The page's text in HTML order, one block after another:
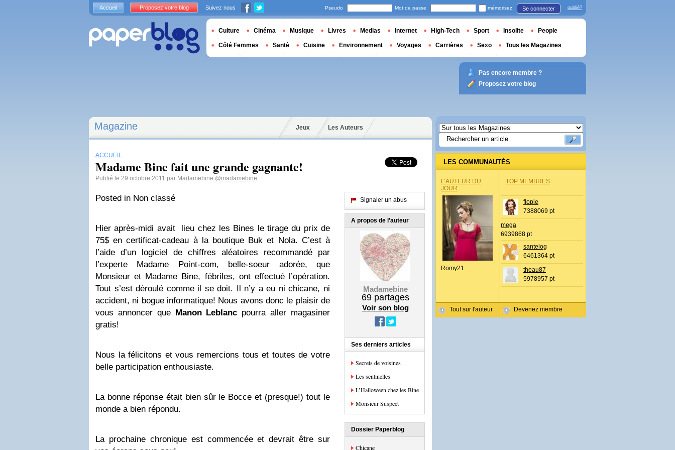
Magazine Jeux Les Auteurs
ACCUEIL
Madame Bine fait une grande gagnante!
Publié le 29 octobre 2011 par Madamebine @madamebine
Posted in Non classé
Hier après-midi avait lieu chez les Bines le tirage du prix de
75$ en certificat-cadeau à la boutique Buk et Nola. C’est à
l’aide d’un logiciel de chiffres aléatoires recommandé par
l’experte Madame Point-com, belle-soeur adorée, que
Monsieur et Madame Bine, fébriles, ont effectué l’opération.
Tout s’est déroulé comme il se doit. Il n’y a eu ni chicane, ni
accident, ni bogue informatique! Nous avons donc le plaisir de
vous annoncer que Manon Leblanc pourra aller magasiner
gratis!
Nous la félicitons et vous remercions tous et toutes de votre
belle participation enthousiaste.
La bonne réponse était bien sûr le Bocce et (presque!) tout le
monde a bien répondu.
La prochaine chronique est commencée et devrait être sur
Signaler un abus
A propos de l’auteur
Madamebine
69partages
Voir son blog
Ses derniers articles
Secrets de voisines
Les sentinelles
L’Halloween chez les Bine
Monsieur Suspect
Dossier Paperblog
Chicane
LES COMMUNAUTÉS
L’AUTEUR DU
JOUR
Romy21
Tout sur l'auteur
TOP MEMBRES
flopie
7388069 pt
mega
6939868 pt
santelog
6461364 pt
theau87
5978957 pt
Devenez membre
Accueil Proposez votre blog Suivez nous Pseudo Mot de passe mémorisez Se connecter oublié?
Culture Cinéma Musique Livres Medias Internet High-Tech Sport Insolite People
Côté Femmes Santé Cuisine Environnement Voyages Carrières Sexo Tous les Magazines
Pas encore membre ?
Proposez votre blog